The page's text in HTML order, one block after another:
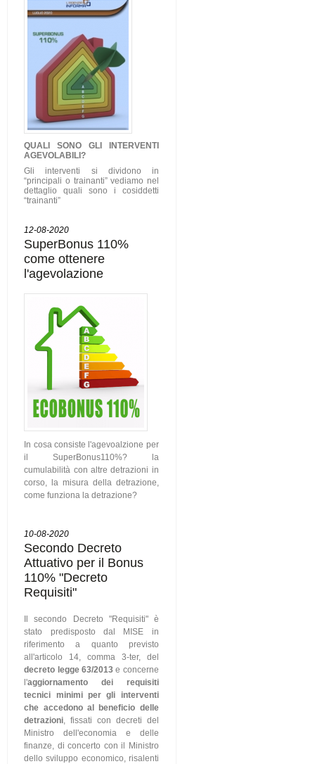
QUALI SONO GLI
INTERVENTI
AGEVOLABILI?
Gli interventi si dividono in
“principali o trainanti” vediamo nel
dettaglio quali sono i cosiddetti
“trainanti”
12-08-2020
SuperBonus 110%
come ottenere
l'agevolazione
In cosa consiste l'agevoalzione per
il SuperBonus110%? la
cumulabilità con altre detrazioni in
corso, la misura della detrazione,
come funziona la detrazione?
10-08-2020
Secondo Decreto
Attuativo per il Bonus
110% "Decreto
Requisiti"
Il secondo Decreto "Requisiti" è
stato predisposto dal MISE in
riferimento a quanto previsto
all'articolo 14, comma 3-ter, del
decreto legge 63/2013 e concerne
l'aggiornamento dei requisiti
tecnici minimi per gli interventi
che accedono al beneficio delle
detrazioni , fissati con decreti del
Ministro dell'economia e delle
finanze, di concerto con il Ministro
dello sviluppo economico, risalenti